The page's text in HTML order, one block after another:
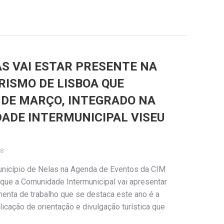
VAI ESTAR PRESENTE NA
DE LISBOA QUE
MARÇO, INTEGRADO NA
INTERMUNICIPAL VISEU
de Nelas na Agenda de Eventos da CIM
a Comunidade Intermunicipal vai apresentar
de trabalho que se destaca este ano é a
de orientação e divulgação turística que